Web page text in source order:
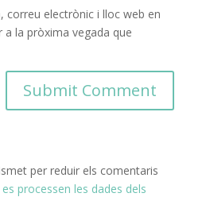
correu electrònic i lloc web en
a la pròxima vegada que
per reduir els comentaris
processen les dades dels